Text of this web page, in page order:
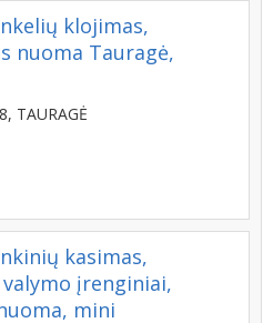
klojimas,
nuoma Tauragė,
TAURAGĖ
kasimas,
įrenginiai,
mini